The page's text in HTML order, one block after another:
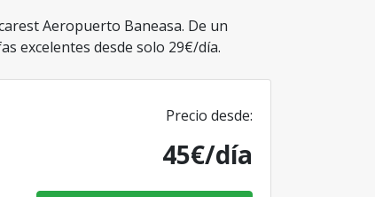
Aeropuerto Baneasa. De un
excelentes desde solo 29€/día.
Precio desde:
45€/día